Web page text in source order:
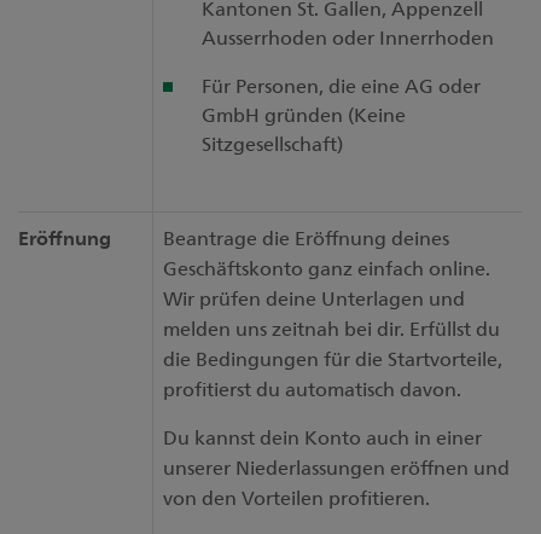
Kantonen St. Gallen, Appenzell
Ausserrhoden oder Innerrhoden
Für Personen, die eine AG oder
GmbH gründen (Keine
Sitzgesellschaft)
Eröffnung
Beantrage die Eröffnung deines
Geschäftskonto ganz einfach online.
Wir prüfen deine Unterlagen und
melden uns zeitnah bei dir. Erfüllst du
die Bedingungen für die Startvorteile,
profitierst du automatisch davon.
Du kannst dein Konto auch in einer
unserer Niederlassungen eröffnen und
von den Vorteilen profitieren.